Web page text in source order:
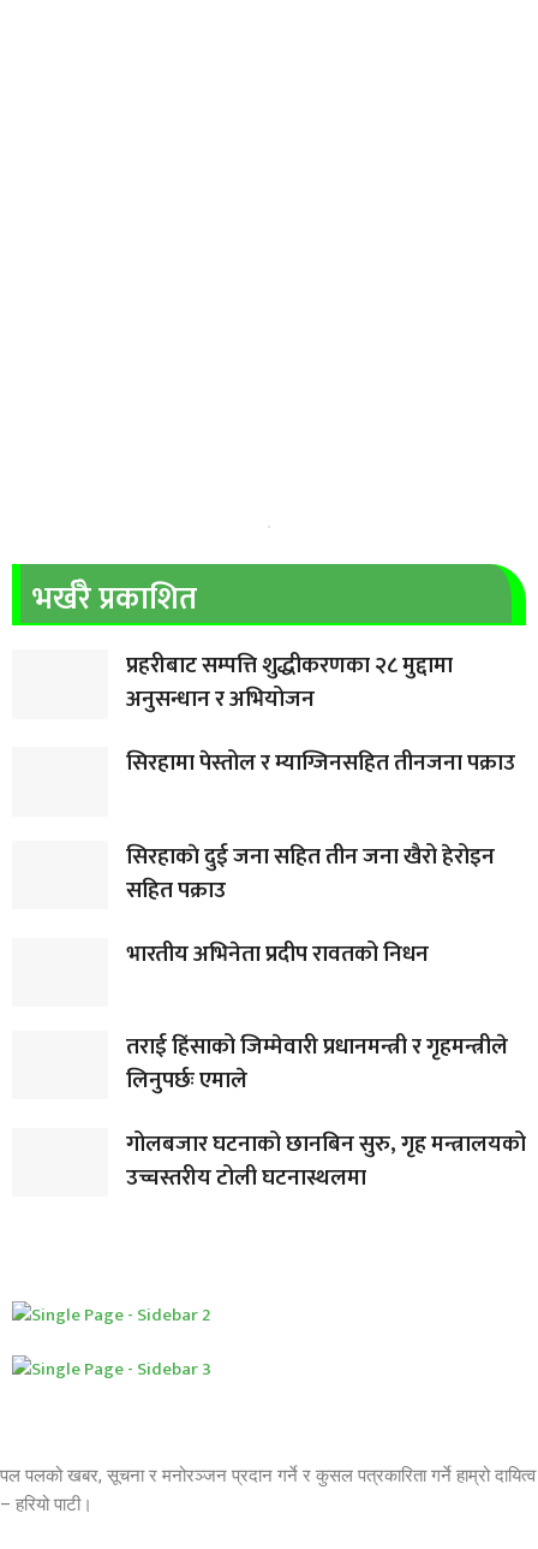
भर्खरै प्रकाशित
प्रहरीबाट सम्पत्ति शुद्धीकरणका २८ मुद्दामा
अनुसन्धान र अभियोजन
सिरहामा पेस्तोल र म्याग्जिनसहित तीनजना पक्राउ
सिरहाकाे दुई जना सहित तीन जना खैरो हेरोइन
सहित पक्राउ
भारतीय अभिनेता प्रदीप रावतको निधन
तराई हिंसाको जिम्मेवारी प्रधानमन्त्री र गृहमन्त्रीले
लिनुपर्छः एमाले
गोलबजार घटनाको छानबिन सुरु, गृह मन्त्रालयको
उच्चस्तरीय टोली घटनास्थलमा
पल पलको खबर, सूचना र मनोरञ्जन प्रदान गर्ने र कुसल पत्रकारिता गर्ने हाम्रो दायित्व
– हरियो पाटी।